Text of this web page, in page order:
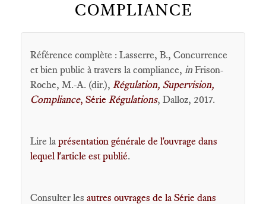
COMPLIANCE
Référence complète : Lasserre, B., Concurrence
et bien public à travers la compliance, in Frison-
Roche, M.-A. (dir.), Régulation, Supervision,
Compliance, Série Régulations, Dalloz, 2017.
Lire la présentation générale de l'ouvrage dans
lequel l'article est publié.
Consulter les autres ouvrages de la Série dans